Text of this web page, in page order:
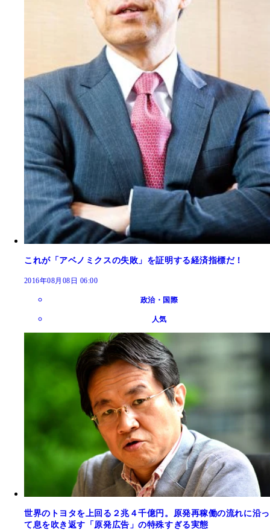
これが「アベノミクスの失敗」を証明する経済指標だ！
2016年08月08日 06:00
政治・国際
人気
世界のトヨタを上回る２兆４千億円。原発再稼働の流れに沿っ
て息を吹き返す「原発広告」の特殊すぎる実態